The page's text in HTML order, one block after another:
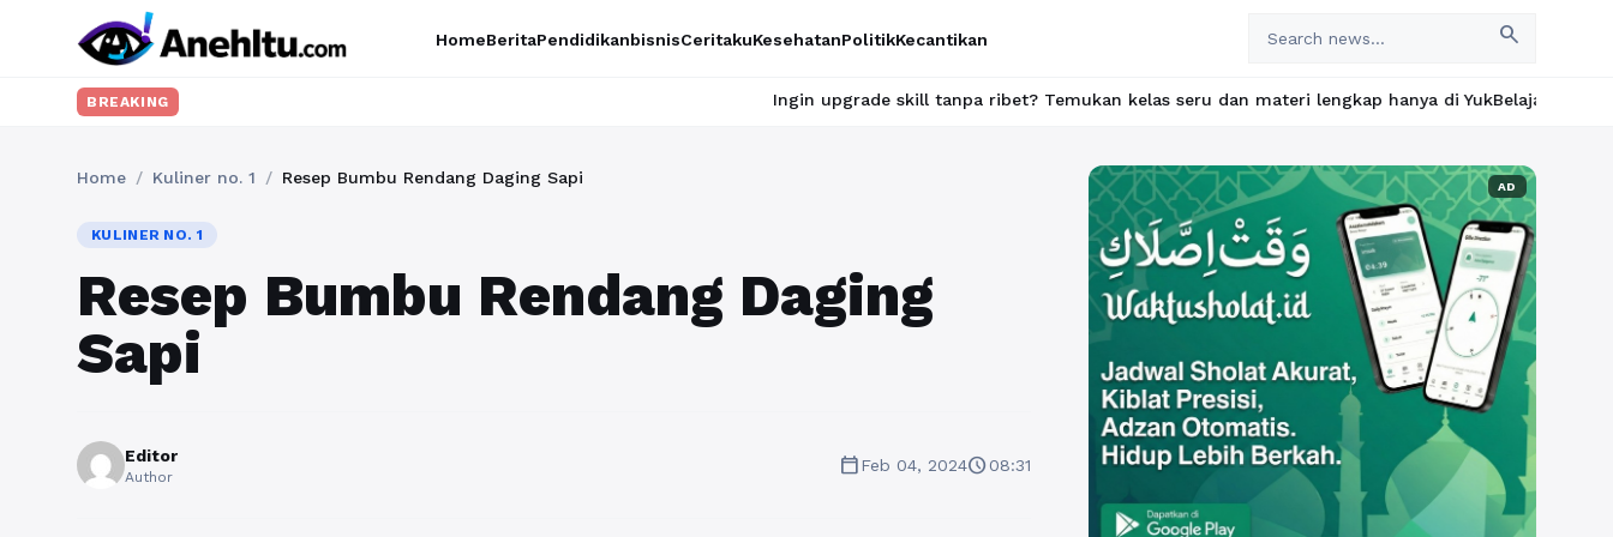
HomeBeritaPendidikanbisnisCeritakuKesehatanPolitikKecantikan search
BREAKING Ingin upgrade skill tanpa ribet? Temukan kelas seru dan materi lengkap hanya di YukBelajar.com. Mulai langkah
Home / Kuliner no. 1 / Resep Bumbu Rendang Daging Sapi
KULINER NO. 1
Resep Bumbu Rendang Daging
Sapi
Editor
Author calendar_todayFeb 04, 2024schedule08:31
AD